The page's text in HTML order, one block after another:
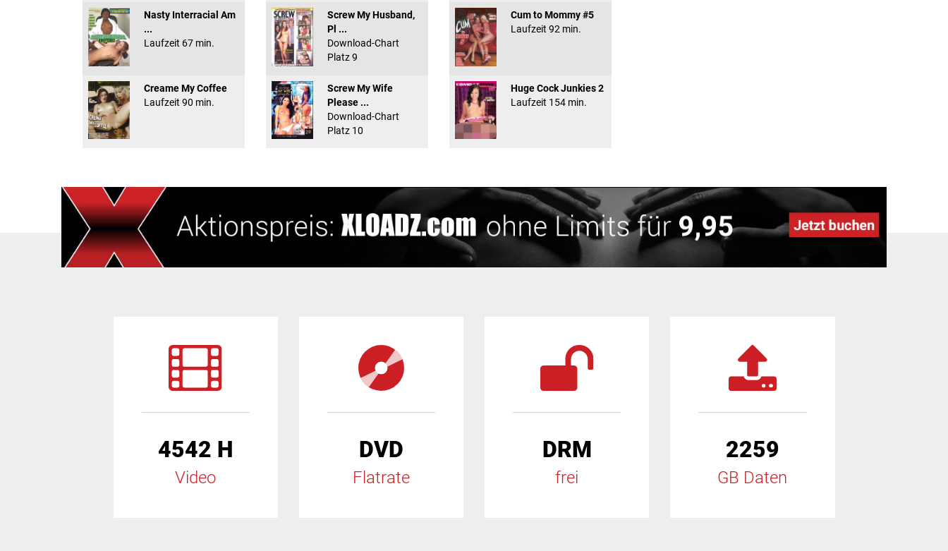
Nasty Interracial Am
...
Laufzeit 67 min.
Creame My Coffee
Laufzeit 90 min.
Screw My Husband,
Pl ...
Download-Chart
Platz 9
Screw My Wife
Please ...
Download-Chart
Platz 10
Cum to Mommy #5
Laufzeit 92 min.
Huge Cock Junkies 2
Laufzeit 154 min.
4542 H
Video
DVD
Flatrate
DRM
frei
2259
GB Daten